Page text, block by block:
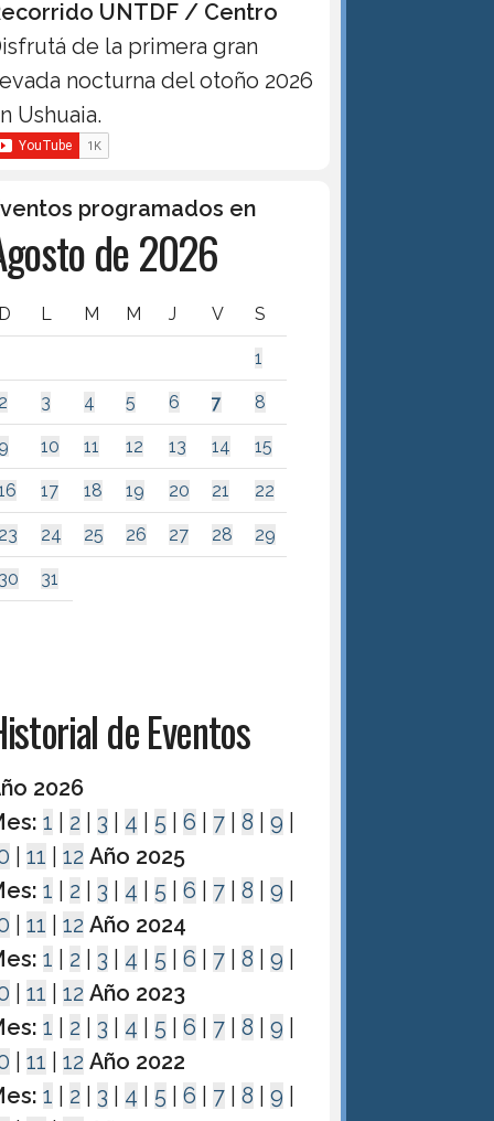
UNTDF / Centro
de la primera gran
nocturna del otoño 2026
Ushuaia.
programados en
de 2026
D L M M J V S
1
2 3 4 5 6 7 8
9 10 11 12 13 14 15
17 18 19 20 21 22
23 24 25 26 27 28 29
30 31
de Eventos
2026
1 2 3 4 5 |6 7 |8 |9
|11 |12 Año 2025
1 2 3 4 5 |6 7 |8 |9
|11 |12 Año 2024
1 2 3 4 5 |6 7 |8 |9
|11 |12 Año 2023
1 2 3 4 5 |6 7 |8 |9
|11 |12 Año 2022
1 2 3 4 5 |6 7 |8 |9